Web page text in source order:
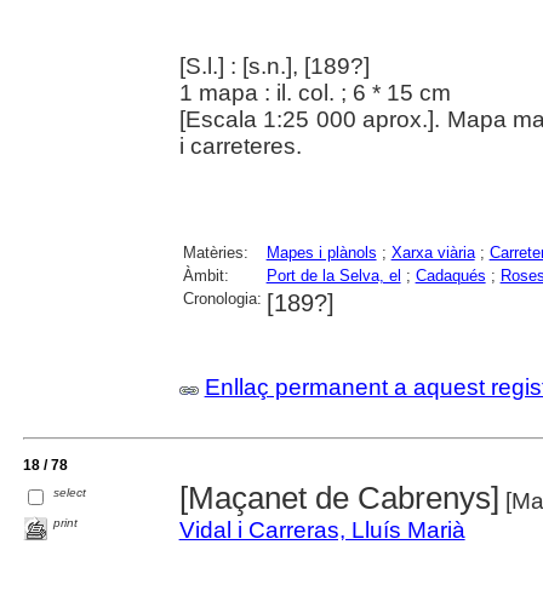
[S.l.] : [s.n.], [189?]
1 mapa : il. col. ; 6 * 15 cm
[Escala 1:25 000 aprox.]. Mapa
i carreteres.
Matèries: Mapes i plànols ; Xarxa viària;
Àmbit:
Port de la Selva, el ; Cadaqués ;
Cronologia: [189?]
Enllaç permanent a aquest
18 / 78
select
print
[Maçanet de Cabrenys]
Vidal i Carreras, Lluís Marià